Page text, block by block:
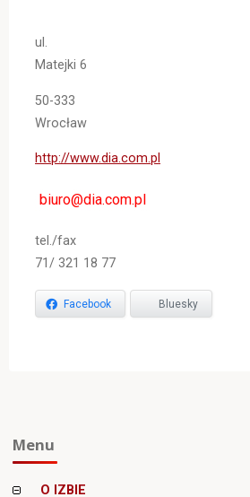
ul.
Matejki 6
50-333
Wrocław
http://www.dia.com.pl
tel./fax
71/ 321 18 77
Facebook Bluesky
Menu
O IZBIE